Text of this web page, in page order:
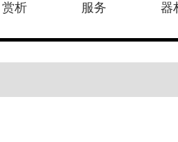
赏析 服务 器